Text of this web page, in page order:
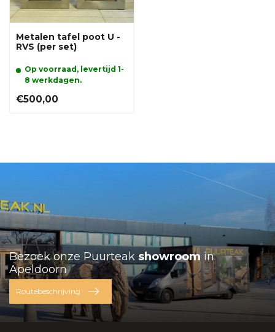
Metalen tafel poot U -
RVS (per set)
Op voorraad, levertijd 1-
8 werkdagen.
€500,00
Bezoek onze Puurteak showroom in
Apeldoorn
Routebeschrijving